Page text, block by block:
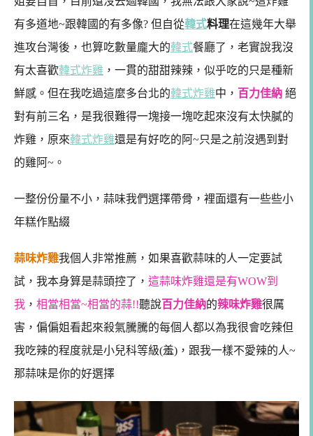
有多道地~跟韓國的有多像? 但自從韓式料理在這幾年大舉
進攻台灣後，也算吃數量龐大的韓式餐廳了，老實說我沒
有太喜歡韓式炸雞 ，一貫的甜甜辣辣，似乎吃的只是種新
鮮感。但在我吃過這麼多台北的韓式炸雞中， 百力佳納 絕
對有前三名，是我很難得一塊接一塊吃起來沒有太快膩的
炸雞，原來韓式炸雞還是有好吃的阿~只是之前沒遇到對
的雞阿~。
一整份份量不小，蒜味我們選擇帶骨，裡面還有一些些小
年糕作點綴
蒜味炸雞我個人非常推薦，如果喜歡蒜味的人一定要試
試，我本身算是蒜頭控了， 這蒜味炸雞還是有WOW到
我 ， 相當相當~相當的蒜!!聽說百力佳納的辣味炸雞很厲
害，偏偏姐看起來殺氣騰騰的每個人都以為我很會吃辣但
我吃辣的程度就是小兒科等級(羞)，跟我一樣不愛辣的人~
那蒜味是你的好選擇